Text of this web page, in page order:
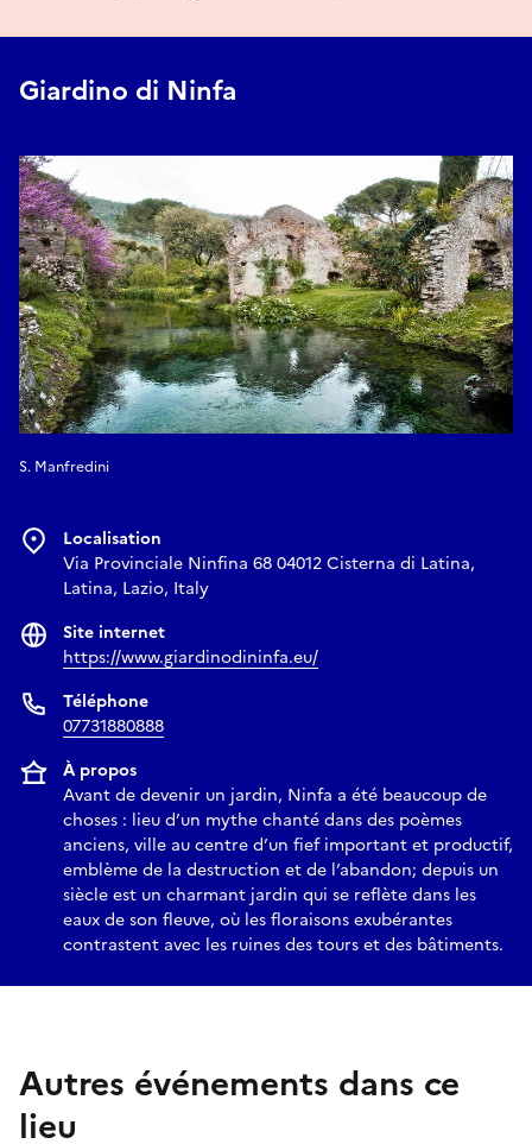
Giardino di Ninfa
S. Manfredini
Localisation
Via Provinciale Ninfina 68 04012 Cisterna di Latina,
Latina, Lazio, Italy
Site internet
https://www.giardinodininfa.eu/
Téléphone
07731880888
À propos
Avant de devenir un jardin, Ninfa a été beaucoup de
choses : lieu d’un mythe chanté dans des poèmes
anciens, ville au centre d’un fief important et productif,
emblème de la destruction et de l’abandon; depuis un
siècle est un charmant jardin qui se reflète dans les
eaux de son fleuve, où les floraisons exubérantes
contrastent avec les ruines des tours et des bâtiments.
Autres événements dans ce
lieu